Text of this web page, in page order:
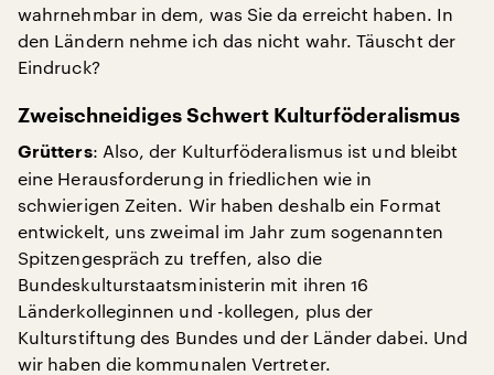
wahrnehmbar in dem, was Sie da erreicht haben. In
den Ländern nehme ich das nicht wahr. Täuscht der
Eindruck?
Zweischneidiges Schwert Kulturföderalismus
Grütters: Also, der Kulturföderalismus ist und bleibt
eine Herausforderung in friedlichen wie in
schwierigen Zeiten. Wir haben deshalb ein Format
entwickelt, uns zweimal im Jahr zum sogenannten
Spitzengespräch zu treffen, also die
Bundeskulturstaatsministerin mit ihren 16
Länderkolleginnen und -kollegen, plus der
Kulturstiftung des Bundes und der Länder dabei. Und
wir haben die kommunalen Vertreter.